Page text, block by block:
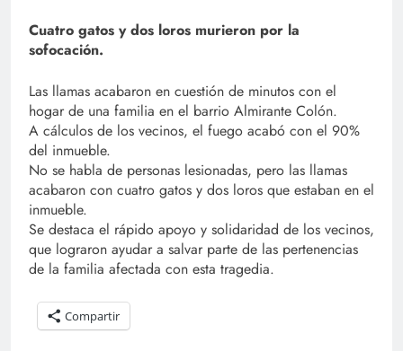
Cuatro gatos y dos loros murieron por la
sofocación.
Las llamas acabaron en cuestión de minutos con el
hogar de una familia en el barrio Almirante Colón.
A cálculos de los vecinos, el fuego acabó con el 90%
del inmueble.
No se habla de personas lesionadas, pero las llamas
acabaron con cuatro gatos y dos loros que estaban en el
inmueble.
Se destaca el rápido apoyo y solidaridad de los vecinos,
que lograron ayudar a salvar parte de las pertenencias
de la familia afectada con esta tragedia.
Compartir